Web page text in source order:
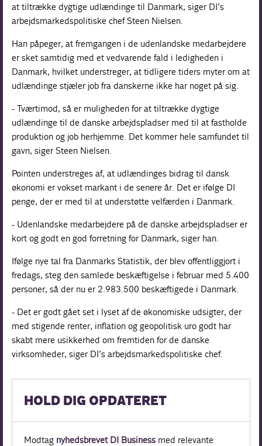
at tiltrække dygtige udlændinge til Danmark, siger DI’s
arbejdsmarkedspolitiske chef Steen Nielsen.
Han påpeger, at fremgangen i de udenlandske medarbejdere
er sket samtidig med et vedvarende fald i ledigheden i
Danmark, hvilket understreger, at tidligere tiders myter om at
udlændinge stjæler job fra danskerne ikke har noget på sig.
- Tværtimod, så er muligheden for at tiltrække dygtige
udlændinge til de danske arbejdspladser med til at fastholde
produktion og job herhjemme. Det kommer hele samfundet til
gavn, siger Steen Nielsen.
Pointen understreges af, at udlændinges bidrag til dansk
økonomi er vokset markant i de senere år. Det er ifølge DI
penge, der er med til at understøtte velfærden i Danmark.
- Udenlandske medarbejdere på de danske arbejdspladser er
kort og godt en god forretning for Danmark, siger han.
Ifølge nye tal fra Danmarks Statistik, der blev offentliggjort i
fredags, steg den samlede beskæftigelse i februar med 5.400
personer, så der nu er 2.983.500 beskæftigede i Danmark.
- Det er godt gået set i lyset af de økonomiske udsigter, der
med stigende renter, inflation og geopolitisk uro godt har
skabt mere usikkerhed om fremtiden for de danske
virksomheder, siger DI’s arbejdsmarkedspolitiske chef.
HOLD DIG OPDATERET
Modtag nyhedsbrevet DI Business med relevante